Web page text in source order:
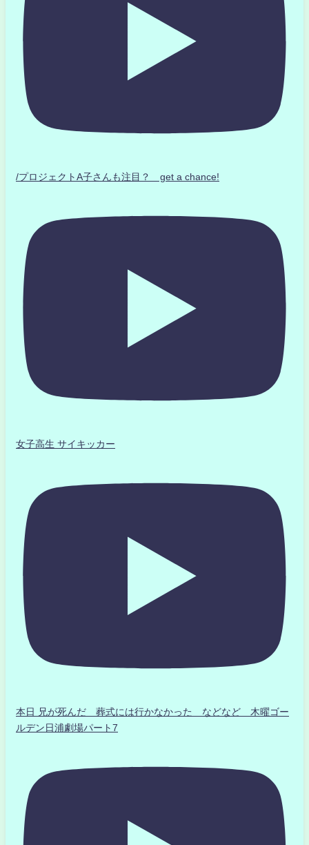
/プロジェクトA子さんも注目？ get a chance!
女子高生 サイキッカー
本日 兄が死んだ 葬式には行かなかった などなど 木曜ゴー
ルデン日浦劇場パート7